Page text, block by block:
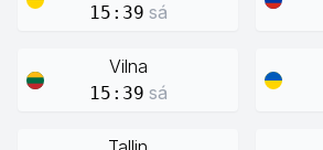
15:39 sá
Vilna
15:39 sá